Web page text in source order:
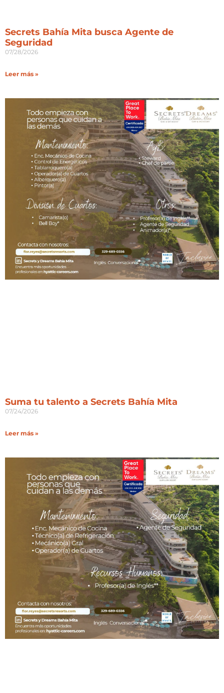
Secrets Bahía Mita busca Agente de
Seguridad
07/28/2026
Leer más »
Suma tu talento a Secrets Bahía Mita
07/24/2026
Leer más »